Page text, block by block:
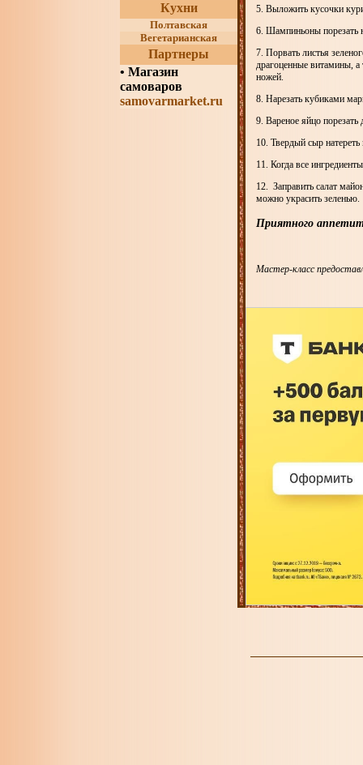
Кухни
Полтавская
Вегетарианская
Партнеры
• Магазин
самоваров
samovarmarket.ru
5. Выложить кусочки
6. Шампиньоны порезать
7. Порвать листья
драгоценные витамины, а
ножей.
8. Нарезать кубиками
9. Вареное яйцо порезать
10. Твердый сыр
11. Когда все
12. Заправить салат
можно украсить зеленью.
Приятного
Мастер-класс